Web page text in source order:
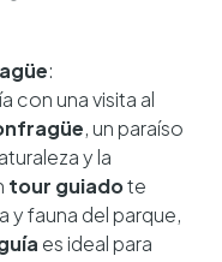
:
con una visita al
, un paraíso
y la
tour guiadote
y fauna del parque,
es ideal para